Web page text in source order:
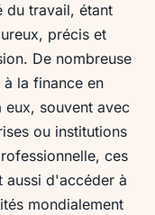
du travail, étant
précis et
De nombreuse
la finance en
eux, souvent avec
ou institutions
ces
aussi d'accéder à
mondialement